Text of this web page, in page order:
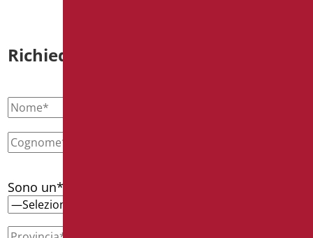
Richiedi informazioni
Sono un*